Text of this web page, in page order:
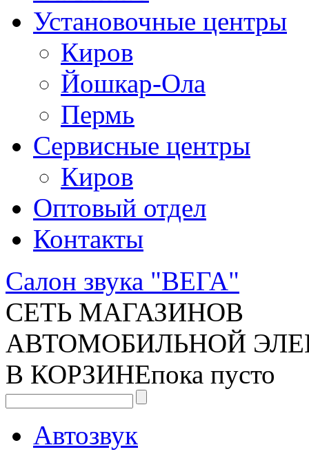
Установочные центры
Киров
Йошкар-Ола
Пермь
Сервисные центры
Киров
Оптовый отдел
Контакты
Салон звука "ВЕГА"
СЕТЬ МАГАЗИНОВ
АВТОМОБИЛЬНОЙ
В КОРЗИНЕпока пусто
Автозвук